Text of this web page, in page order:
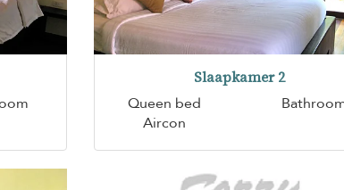
Slaapkamer 2
Queen bed
Aircon